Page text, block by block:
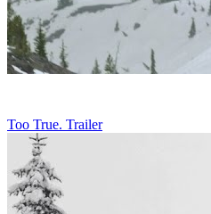
Too True. Trailer